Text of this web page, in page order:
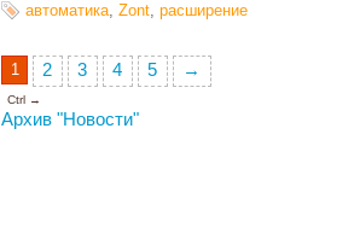
автоматика, Zont, расширение
1 2 3 4 5 →
Ctrl →
Архив "Новости"